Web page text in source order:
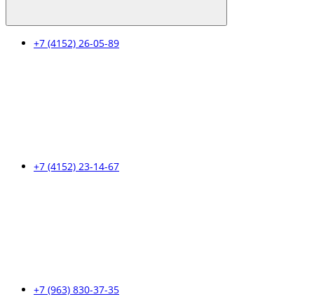
+7 (4152) 26-05-89
+7 (4152) 23-14-67
+7 (963) 830-37-35